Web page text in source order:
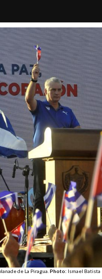
de La Piragua. Photo: Ismael Batista